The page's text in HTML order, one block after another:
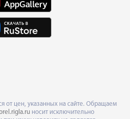
от цен, указанных на сайте. Обращаем
носит исключительно